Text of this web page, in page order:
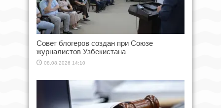
Совет блогеров создан при Союзе
журналистов Узбекистана
08.08.2026 14:10